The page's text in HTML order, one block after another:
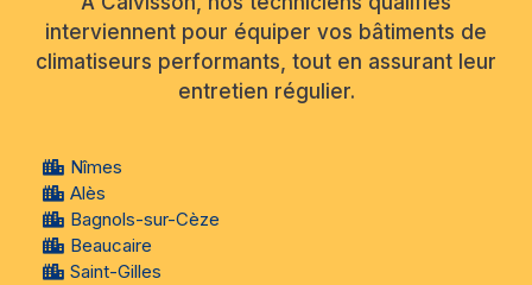
interviennent pour équiper vos bâtiments de
climatiseurs performants, tout en assurant leur
entretien régulier.
Nîmes
Alès
Bagnols-sur-Cèze
Beaucaire
Saint-Gilles